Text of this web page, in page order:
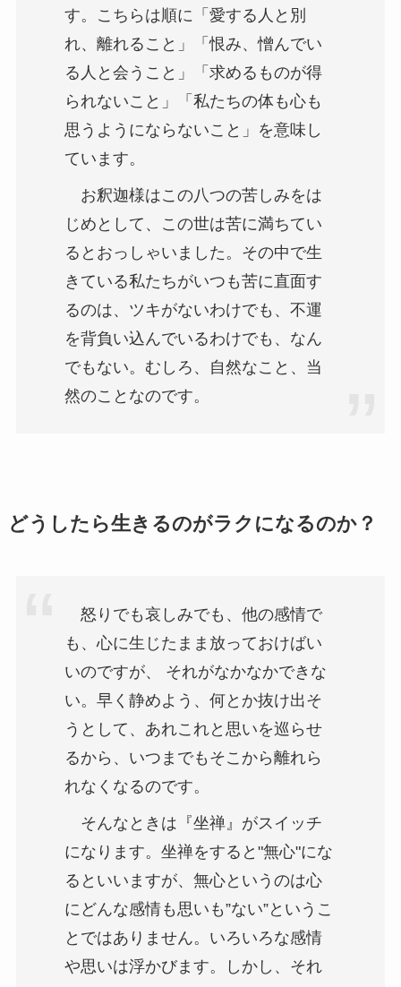
す。こちらは順に「愛する人と別
れ、離れること」「恨み、憎んでい
る人と会うこと」「求めるものが得
られないこと」「私たちの体も心も
思うようにならないこと」を意味し
ています。
お釈迦様はこの八つの苦しみをは
じめとして、この世は苦に満ちてい
るとおっしゃいました。その中で生
きている私たちがいつも苦に直面す
るのは、ツキがないわけでも、不運
を背負い込んでいるわけでも、なん
でもない。むしろ、自然なこと、当
然のことなのです。
どうしたら生きるのがラクになるのか？
怒りでも哀しみでも、他の感情で
も、心に生じたまま放っておけばい
いのですが、 それがなかなかできな
い。早く静めよう、何とか抜け出そ
うとして、あれこれと思いを巡らせ
るから、いつまでもそこから離れら
れなくなるのです。
そんなときは『坐禅』がスイッチ
になります。坐禅をすると"無心"にな
るといいますが、無心というのは心
にどんな感情も思いも”ない”というこ
とではありません。いろいろな感情
や思いは浮かびます。しかし、それ